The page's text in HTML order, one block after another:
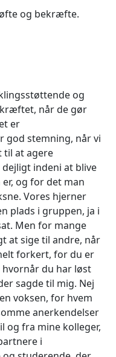
og bekræfte.
og
når de gør
er
god stemning, når vi
til at agere
indeni at blive
og for det man
Vores hjerner
plads i gruppen, ja i
Men for mange
at sige til andre, når
forkert, for du er
hvornår du har løst
sagde til mig. Nej
voksen, for hvem
anerkendelser
og fra mine kolleger,
i